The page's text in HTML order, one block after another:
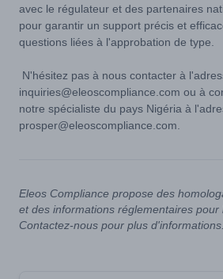
avec le régulateur et des partenaires
pour garantir un support précis et
questions liées à l'approbation de type.
N'hésitez pas à nous contacter à
inquiries@eleoscompliance.com ou à
notre spécialiste du pays Nigéria à
prosper@eleoscompliance.com.
Eleos Compliance propose des
et des informations réglementaires pour
Contactez-nous pour plus d'informations.